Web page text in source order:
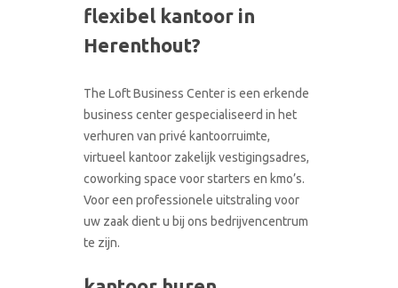
CONTACT
flexibel kantoor in
Herenthout?
The Loft Business Center is een erkende
business center gespecialiseerd in het
verhuren van privé kantoorruimte,
virtueel kantoor zakelijk vestigingsadres,
coworking space voor starters en kmo’s.
Voor een professionele uitstraling voor
uw zaak dient u bij ons bedrijvencentrum
te zijn.